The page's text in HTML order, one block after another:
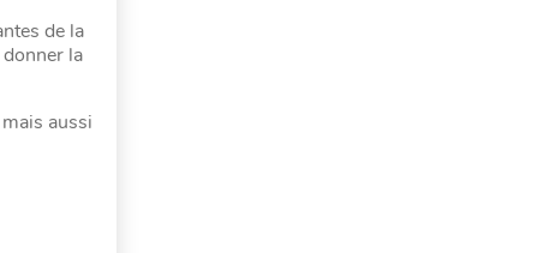
de la
la
aussi